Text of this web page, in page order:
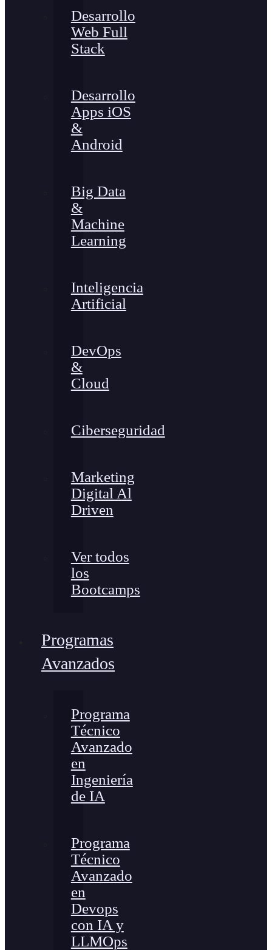
Desarrollo
Web Full
Stack
Desarrollo
Apps iOS
&
Android
Big Data
&
Machine
Learning
Inteligencia
Artificial
DevOps
&
Cloud
Ciberseguridad
Marketing
Digital Al
Driven
Ver todos
los
Bootcamps
Programas
Avanzados
Programa
Técnico
Avanzado
en
Ingeniería
de IA
Programa
Técnico
Avanzado
en
Devops
con IA y
LLMOps